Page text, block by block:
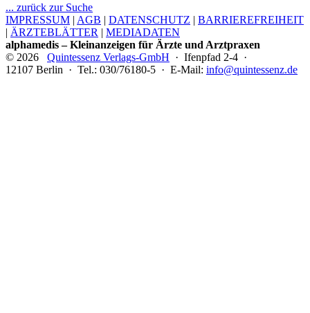
... zurück zur Suche
IMPRESSUM | AGB | DATENSCHUTZ | BARRIEREFREIHEIT
| ÄRZTEBLÄTTER | MEDIADATEN
alphamedis – Kleinanzeigen für Ärzte und Arztpraxen
© 2026 Quintessenz Verlags-GmbH · Ifenpfad 2-4 ·
12107 Berlin · Tel.: 030/76180-5 · E-Mail: info@quintessenz.de